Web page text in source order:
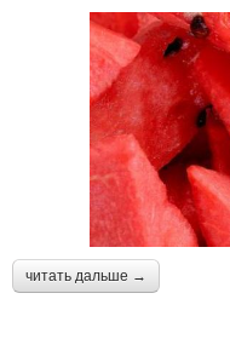
читать дальше →